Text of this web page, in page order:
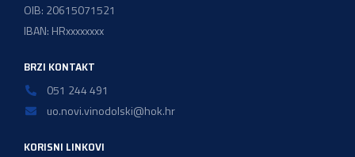
OIB: 20615071521
IBAN: HRxxxxxxxx
BRZI KONTAKT
051 244 491
uo.novi.vinodolski@hok.hr
KORISNI LINKOVI